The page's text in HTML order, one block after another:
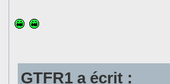
GTFR1 a écrit :